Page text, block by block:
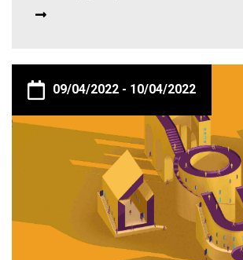
09/04/2022 - 10/04/2022